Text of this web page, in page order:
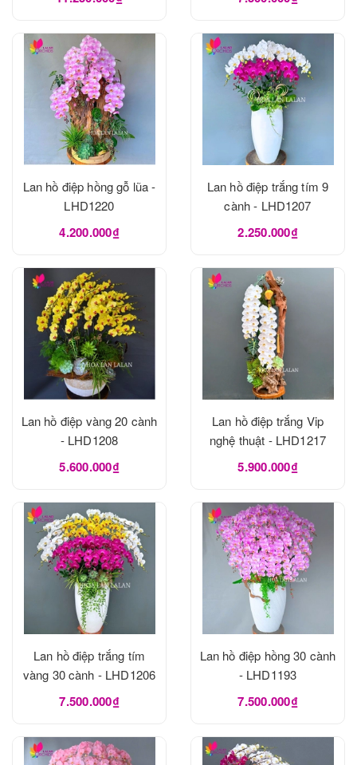
Lan hồ điệp hồng gỗ lũa -
LHD1220
4.200.000₫
Lan hồ điệp trắng tím 9
cành - LHD1207
2.250.000₫
Lan hồ điệp vàng 20 cành
- LHD1208
5.600.000₫
Lan hồ điệp trắng Vip
nghệ thuật - LHD1217
5.900.000₫
Lan hồ điệp trắng tím
vàng 30 cành - LHD1206
7.500.000₫
Lan hồ điệp hồng 30 cành
- LHD1193
7.500.000₫